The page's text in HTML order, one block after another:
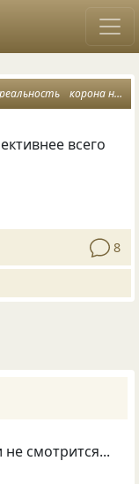
реальность корона на голове
всего
8
смотрится...